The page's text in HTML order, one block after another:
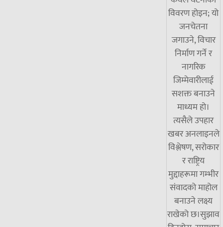
विवरण होइन; यो
जनचेतना
जगाउने, विचार
निर्माण गर्ने र
नागरिक
जिम्मेवारीलाई
सशक्त बनाउने
माध्यम हो।
त्यसैले उपहार
खबर अनलाइनले
विश्लेषण, सरोकार
र राष्ट्रिय
मुद्दाहरूमा गम्भीर
संवादको माहोल
बनाउने लक्ष्य
राखेको छ।सुझाव